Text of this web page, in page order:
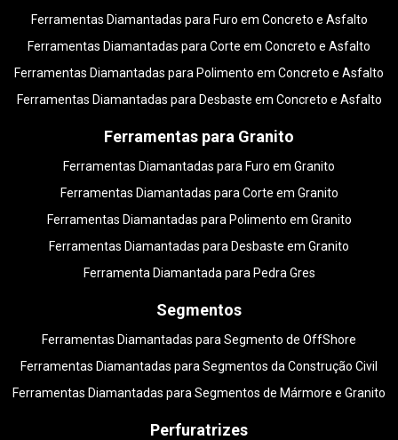
Ferramentas Diamantadas para Furo em Concreto e Asfalto
Ferramentas Diamantadas para Corte em Concreto e Asfalto
Ferramentas Diamantadas para Polimento em Concreto e Asfalto
Ferramentas Diamantadas para Desbaste em Concreto e Asfalto
Ferramentas para Granito
Ferramentas Diamantadas para Furo em Granito
Ferramentas Diamantadas para Corte em Granito
Ferramentas Diamantadas para Polimento em Granito
Ferramentas Diamantadas para Desbaste em Granito
Ferramenta Diamantada para Pedra Gres
Segmentos
Ferramentas Diamantadas para Segmento de OffShore
Ferramentas Diamantadas para Segmentos da Construção Civil
Ferramentas Diamantadas para Segmentos de Mármore e Granito
Perfuratrizes